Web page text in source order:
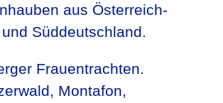
aus Österreich-
Süddeutschland.
Frauentrachten.
Montafon,